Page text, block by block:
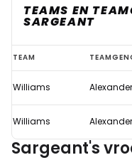
TEAMS EN
SARGEANT
Logan
Sargeant
TEAM
Williams
Williams
Sargeant's